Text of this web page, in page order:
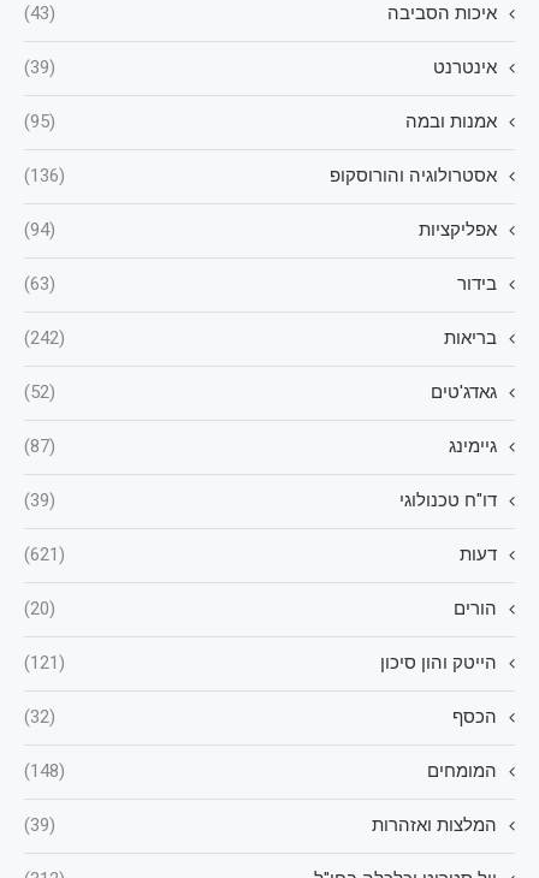
איכות הסביבה (43)
אינטרנט (39)
אמנות ובמה (95)
אסטרולוגיה והורוסקופ (136)
אפליקציות (94)
בידור (63)
בריאות (242)
גאדג'טים (52)
גיימינג (87)
דו"ח טכנולוגי (39)
דעות (621)
הורים (20)
הייטק והון סיכון (121)
הכסף (32)
המומחים (148)
המלצות ואזהרות (39)